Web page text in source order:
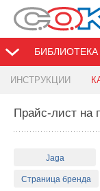
БИБЛИОТЕКА
ИНСТРУКЦИИ
Прайс-лист на
Jaga
Страница бренда